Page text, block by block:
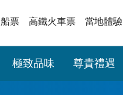
船票 高鐵火車票 當地體驗
極致品味 尊貴禮遇